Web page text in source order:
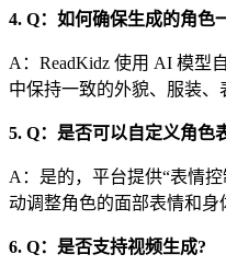
4. Q：如何确保生成的角色
A：ReadKidz 使用 AI 模型
中保持一致的外貌、服装、
5. Q：是否可以自定义角色
A：是的，平台提供“表情
动调整角色的面部表情和身
6. Q：是否支持视频生成?